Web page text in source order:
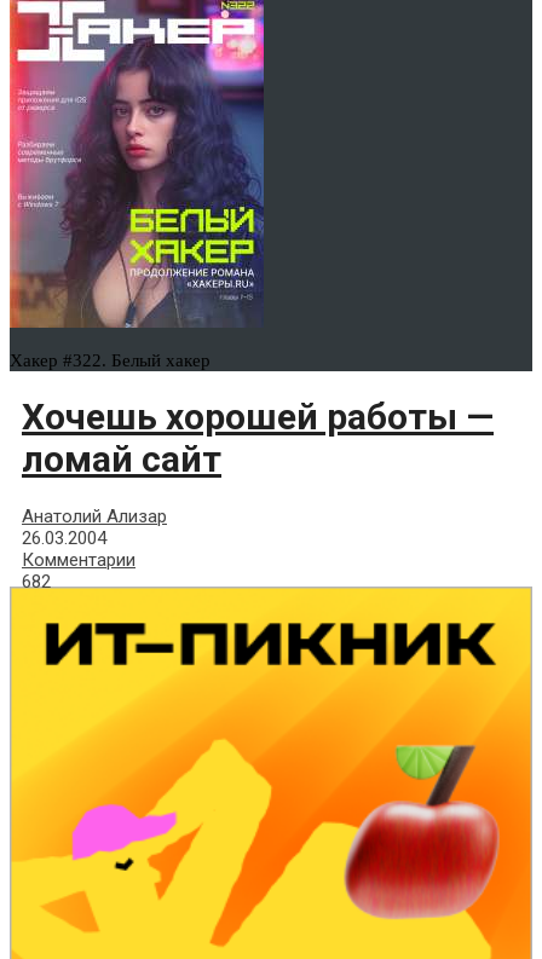
Хакер #322. Белый хакер
Хочешь хорошей работы —
ломай сайт
Анатолий Ализар
26.03.2004
Комментарии
682